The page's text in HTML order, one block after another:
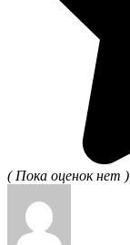
( Пока оценок нет )